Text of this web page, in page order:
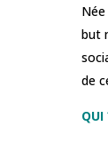
but
de
QUI